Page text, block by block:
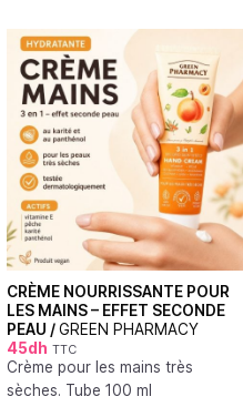
CRÈME NOURRISSANTE POUR
LES MAINS – EFFET SECONDE
PEAU /GREEN PHARMACY
45dh TTC
Crème pour les mains très
sèches. Tube 100 ml